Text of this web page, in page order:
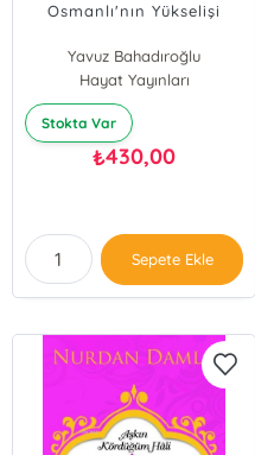
Osmanlı'nın Yükselişi
Yavuz Bahadıroğlu
Hayat Yayınları
Stokta Var
₺430,00
Sepete Ekle